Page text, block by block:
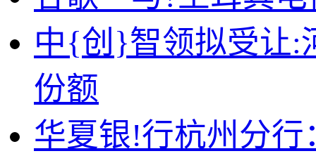
中{创}智领拟受让:
份额
华夏银!行杭州分